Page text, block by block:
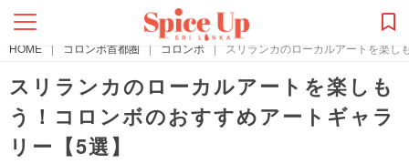
HOME | コロンボ首都圏 | コロンボ | スリランカのローカルアートを楽し
スリランカのローカルアートを楽しも
う！コロンボのおすすめアートギャラ
リー【5選】